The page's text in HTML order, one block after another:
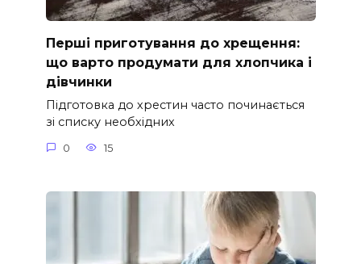
Перші приготування до хрещення:
що варто продумати для хлопчика і
дівчинки
Підготовка до хрестин часто починається
зі списку необхідних
0 15